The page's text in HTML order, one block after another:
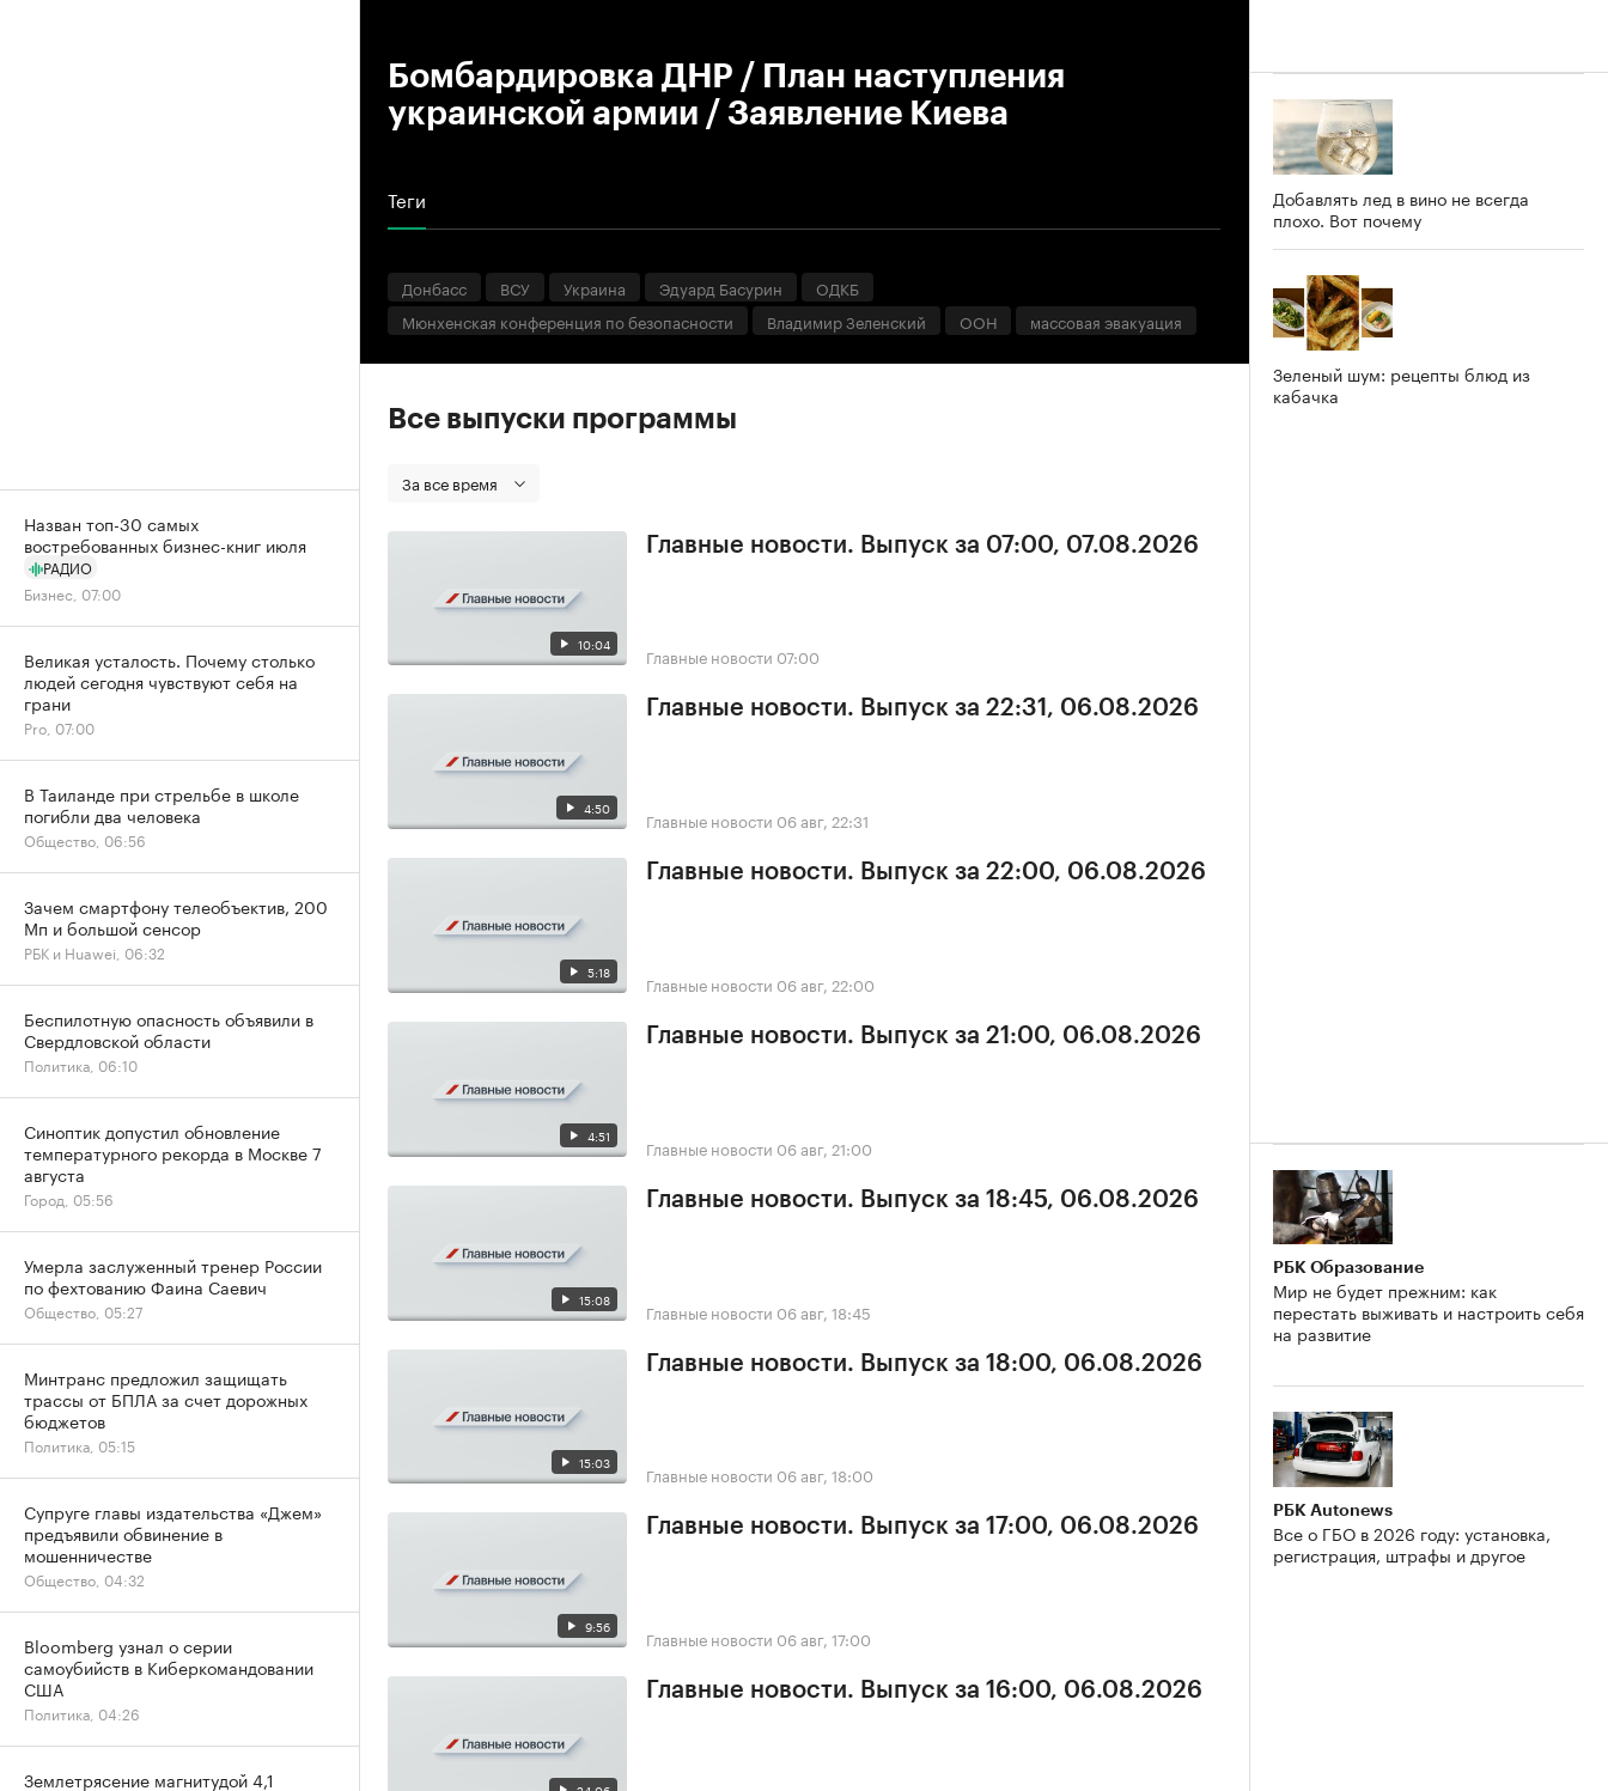
Бомбардировка ДНР / План наступления
украинской армии / Заявление Киева
Теги
Донбасс ВСУ Украина Эдуард Басурин
ОДКБ
Мюнхенская конференция по безопасности
Владимир Зеленский ООН массовая эвакуация
Все выпуски программы
За все время
10:04
Главные новости. Выпуск за 07:00, 07.08.2026
Главные новости 07:00
4:50
Главные новости. Выпуск за 22:31, 06.08.2026
Главные новости 06 авг, 22:31
5:18
Главные новости. Выпуск за 22:00, 06.08.2026
Главные новости 06 авг, 22:00
4:51
Главные новости. Выпуск за 21:00, 06.08.2026
Главные новости 06 авг, 21:00
15:08
Главные новости. Выпуск за 18:45, 06.08.2026
Главные новости 06 авг, 18:45
15:03
Главные новости. Выпуск за 18:00, 06.08.2026
Главные новости 06 авг, 18:00
9:56
Главные новости. Выпуск за 17:00, 06.08.2026
Главные новости 06 авг, 17:00
Главные новости. Выпуск за 16:00, 06.08.2026
Добавлять лед в вино не всегда
плохо. Вот почему
Зеленый шум: рецепты блюд из
кабачка
РБК Образование
Мир не будет прежним: как
перестать выживать и настроить себя
на развитие
РБК Autonews
Все о ГБО в 2026 году: установка,
регистрация, штрафы и другое
Назван топ-30 самых
востребованных бизнес-книг июля
РАДИО
Бизнес, 07:00
Великая усталость. Почему столько
людей сегодня чувствуют себя на
грани
Pro, 07:00
В Таиланде при стрельбе в школе
погибли два человека
Общество, 06:56
Зачем смартфону телеобъектив, 200
Мп и большой сенсор
РБК и Huawei, 06:32
Беспилотную опасность объявили в
Свердловской области
Политика, 06:10
Синоптик допустил обновление
температурного рекорда в Москве 7
августа
Город, 05:56
Умерла заслуженный тренер России
по фехтованию Фаина Саевич
Общество, 05:27
Минтранс предложил защищать
трассы от БПЛА за счет дорожных
бюджетов
Политика, 05:15
Супруге главы издательства «Джем»
предъявили обвинение в
мошенничестве
Общество, 04:32
Bloomberg узнал о серии
самоубийств в Киберкомандовании
США
Политика, 04:26
Землетрясение магнитудой 4,1